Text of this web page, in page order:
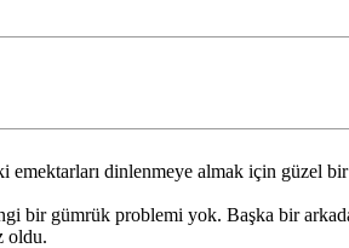
emektarları dinlenmeye almak için güzel
bir gümrük problemi yok. Başka bir
oldu.